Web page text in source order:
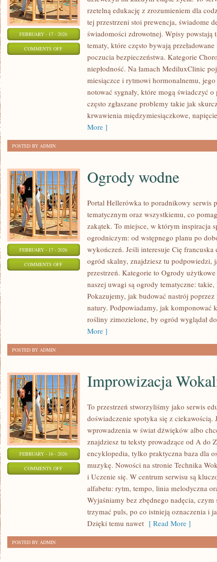
FEBRUARY - 17 - 2026
COMMENTS OFFON
ANTYKONCEPCJA
PLANOWANIE
rzetelną edukację z zrozumieniem dla
tej przestrzeni stoi prewencja, świadome
świadomości zdrowotnej. Wpisy powstają
tematy, które często bywają
poczucia bezpieczeństwa. Kategorie
niepłodność. Na łamach MediluxClinic
miesiączce i rytmowi hormonalnemu,
notować sygnały, które mogą świadczyć
często zgłaszane problemy takie jak
krwawienia międzymiesiączkowe,
More ]
POSTED BY ADMIN
FEBRUARY - 17 - 2026
COMMENTS OFFON
Ogrody wodne
Portal Hellerówka to poradnikowy serwis
tematycznym oraz wszystkiemu, co
zakątek. To miejsce, w którym inspiracja
ogrodniczym: od wstępnego planu po
wykończeń. Jeśli interesuje Cię francuska
ogród skalny, znajdziesz tu podpowiedzi,
przestrzeń. Kategorie to Ogrody
naszej uwagi są ogrody tematyczne:
Pokazujemy, jak budować nastrój
natury. Podpowiadamy, jak komponować
rośliny zimozielone, by ogród wyglądał
More ]
POSTED BY ADMIN
FEBRUARY - 16 - 2026
COMMENTS OFFON
IMPROWIZACJA
MUZYCZNA
Improwizacja
To przestrzeń stworzyliśmy jako serwis
doświadczenie spotyka się z ciekawością.
wprowadzenia w świat dźwięków albo
znajdziesz tu teksty prowadzące od A do
encyklopedia, tylko praktyczna baza dla
muzykę. Nowości na stronie Technika
i Uczenie się. W centrum serwisu są
alfabetu: rytm, tempo, linia melodyczna
Wyjaśniamy bez zbędnego nadęcia,
trzymać puls, po co istnieją oznaczenia i
Dzięki temu nawet [ Read More ]
POSTED BY ADMIN